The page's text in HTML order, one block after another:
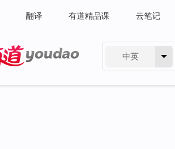
翻译 有道精品课 云笔记
中英